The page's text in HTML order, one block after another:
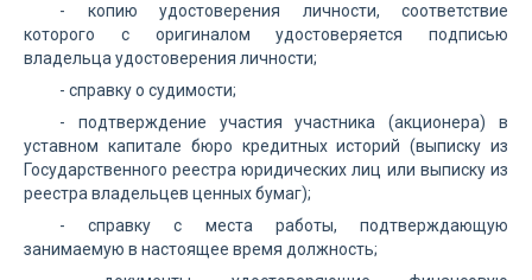
- копию удостоверения личности, соответствие
которого с оригиналом удостоверяется подписью
владельца удостоверения личности;
- справку о судимости;
- подтверждение участия участника (акционера) в
уставном капитале бюро кредитных историй (выписку из
Государственного реестра юридических лиц или выписку из
реестра владельцев ценных бумаг);
- справку с места работы, подтверждающую
занимаемую в настоящее время должность;